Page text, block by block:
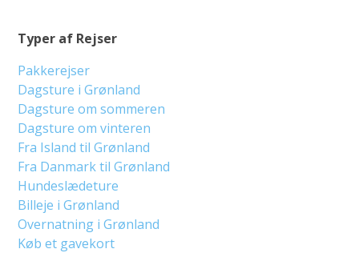
Typer af Rejser
Pakkerejser
Dagsture i Grønland
Dagsture om sommeren
Dagsture om vinteren
Fra Island til Grønland
Fra Danmark til Grønland
Hundeslædeture
Billeje i Grønland
Overnatning i Grønland
Køb et gavekort